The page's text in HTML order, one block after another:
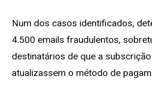
Num dos casos identificados,
4.500 emails fraudulentos,
destinatários de que a
atualizassem o método de